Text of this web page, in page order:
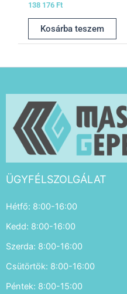
138 176 Ft
Kosárba teszem
ÜGYFÉLSZOLGÁLAT
Hétfő: 8:00-16:00
Kedd: 8:00-16:00
Szerda: 8:00-16:00
Csütörtök: 8:00-16:00
Péntek: 8:00-15:00